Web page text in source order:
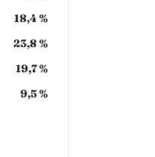
18,4 %
23,8 %
19,7 %
9,5 %